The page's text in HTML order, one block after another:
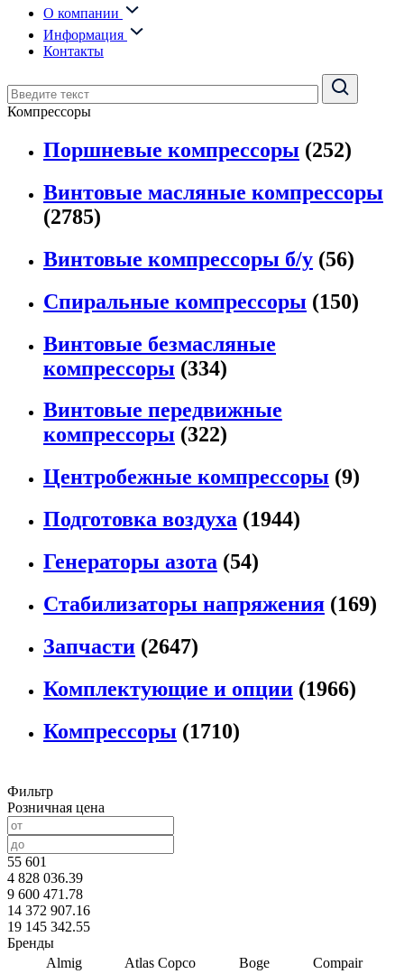
О компании
Информация
Контакты
Компрессоры
Поршневые компрессоры (252)
Винтовые масляные компрессоры
(2785)
Винтовые компрессоры б/у (56)
Спиральные компрессоры (150)
Винтовые безмасляные
компрессоры (334)
Винтовые передвижные
компрессоры (322)
Центробежные компрессоры (9)
Подготовка воздуха (1944)
Генераторы азота (54)
Стабилизаторы напряжения (169)
Запчасти (2647)
Комплектующие и опции (1966)
Компрессоры (1710)
Фильтр
Розничная цена
55 601
4 828 036.39
9 600 471.78
14 372 907.16
19 145 342.55
Бренды
Almig
Atlas Copco Boge
Compair